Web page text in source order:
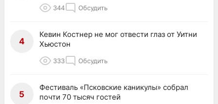
344 Обсудить
4
Кевин Костнер не мог отвести глаз от Уитни
Хьюстон
333 Обсудить
5
Фестиваль «Псковские каникулы» собрал
почти 70 тысяч гостей